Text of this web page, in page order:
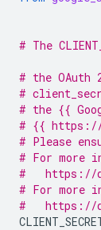
# The
# the
#
# the {{
# {{ https://
# Please
# For more
#   https://
# For more
#   https://